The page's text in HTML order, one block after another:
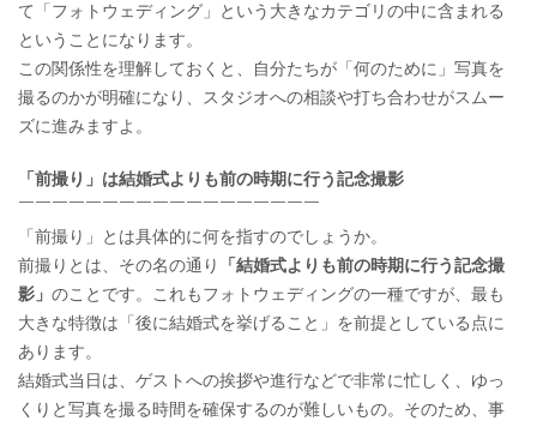
て「フォトウェディング」という大きなカテゴリの中に含まれる
ということになります。
この関係性を理解しておくと、自分たちが「何のために」写真を
撮るのかが明確になり、スタジオへの相談や打ち合わせがスムー
ズに進みますよ。
「前撮り」は結婚式よりも前の時期に行う記念撮影
￣￣￣￣￣￣￣￣￣￣￣￣￣￣￣￣￣￣
「前撮り」とは具体的に何を指すのでしょうか。
前撮りとは、その名の通り
「結婚式よりも前の時期に行う記念撮
影」 のことです。これもフォトウェディングの一種ですが、最も
大きな特徴は「後に結婚式を挙げること」を前提としている点に
あります。
結婚式当日は、ゲストへの挨拶や進行などで非常に忙しく、ゆっ
くりと写真を撮る時間を確保するのが難しいもの。そのため、事